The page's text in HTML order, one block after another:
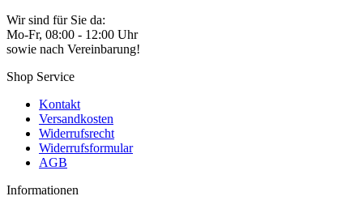
Wir sind für Sie da:
Mo-Fr, 08:00 - 12:00 Uhr
sowie nach Vereinbarung!
Shop Service
Kontakt
Versandkosten
Widerrufsrecht
Widerrufsformular
AGB
Informationen